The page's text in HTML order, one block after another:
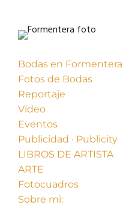
Bodas en Formentera
Fotos de Bodas
Reportaje
Vídeo
Eventos
Publicidad · Publicity
LIBROS DE ARTISTA
ARTE
Fotocuadros
Sobre mi: